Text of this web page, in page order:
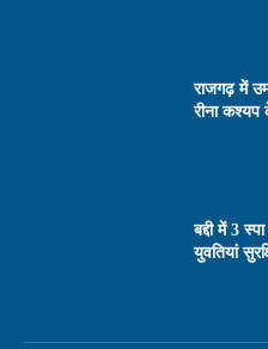
राजगढ़ में
रीना कश्यप
बद्दी में 3
युवतियां